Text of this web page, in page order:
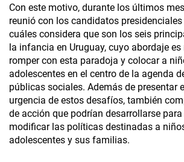
Con este motivo, durante los últimos
reunió con los candidatos
cuáles considera que son los seis
la infancia en Uruguay, cuyo abordaje es
romper con esta paradoja y colocar a
adolescentes en el centro de la agenda
públicas sociales. Además de presentar
urgencia de estos desafíos, también
de acción que podrían desarrollarse
modificar las políticas destinadas a
adolescentes y sus familias.